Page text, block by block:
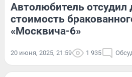
Автолюбитель отсудил
стоимость
«Москвича-6»
20 июня, 2025, 21:59 1 935